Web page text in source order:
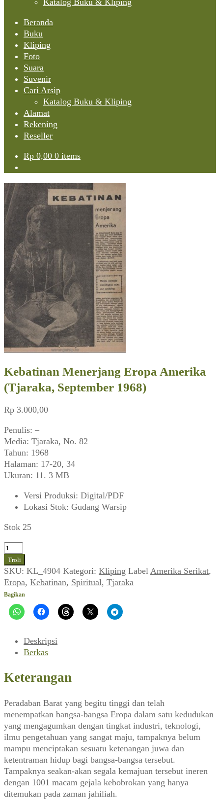
Katalog Buku & Kliping
Beranda
Buku
Kliping
Foto
Suara
Suvenir
Cari Arsip
Katalog Buku & Kliping
Alamat
Rekening
Reseller
Rp 0,00 0 items
Kebatinan Menerjang Eropa Amerika
(Tjaraka, September 1968)
Rp 3.000,00
Penulis: –
Media: Tjaraka, No. 82
Tahun: 1968
Halaman: 17-20, 34
Ukuran: 11. 3 MB
Versi Produksi: Digital/PDF
Lokasi Stok: Gudang Warsip
Stok 25
Kuantitas
Kebatinan
Menerjang
Eropa
Amerika
(Tjaraka,
September
Troli
SKU: KL_4904 Kategori: Kliping Label Amerika Serikat,
Eropa, Kebatinan, Spiritual, Tjaraka
Bagikan
Deskripsi
Berkas
Keterangan
Peradaban Barat yang begitu tinggi dan telah
menempatkan bangsa-bangsa Eropa dalam satu kedudukan
yang mengagumkan dengan tingkat industri, teknologi,
ilmu pengetahuan yang sangat maju, tampaknya belum
mampu menciptakan sesuatu ketenangan juwa dan
ketentraman hidup bagi bangsa-bangsa tersebut.
Tampaknya seakan-akan segala kemajuan tersebut ineren
dengan 1001 macam gejala kebobrokan yang hanya
ditemukan pada zaman jahiliah.